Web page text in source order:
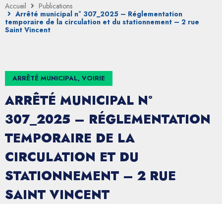
Accueil
Publications
Arrêté municipal n° 307_2025 – Réglementation
temporaire de la circulation et du stationnement – 2 rue
Saint Vincent
ARRÊTÉ MUNICIPAL, VOIRIE
ARRÊTÉ MUNICIPAL N°
307_2025 – RÉGLEMENTATION
TEMPORAIRE DE LA
CIRCULATION ET DU
STATIONNEMENT – 2 RUE
SAINT VINCENT